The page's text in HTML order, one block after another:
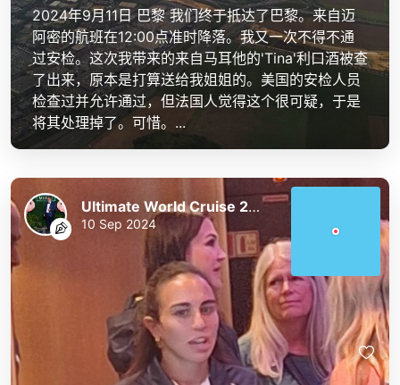
2024年9月11日 巴黎 我们终于抵达了巴黎。来自迈
阿密的航班在12:00点准时降落。我又一次不得不通
过安检。这次我带来的来自马耳他的'Tina'利口酒被查
了出来，原本是打算送给我姐姐的。美国的安检人员
检查过并允许通过，但法国人觉得这个很可疑，于是
将其处理掉了。可惜。...
Ultimate World Cruise 2023/24
10 Sep 2024